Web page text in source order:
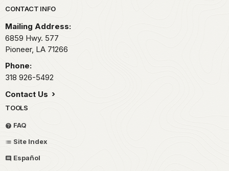
Park footer
CONTACT INFO
Mailing Address:
6859 Hwy. 577
Pioneer, LA 71266
Phone:
318 926-5492
Contact Us
TOOLS
FAQ
Site Index
Español